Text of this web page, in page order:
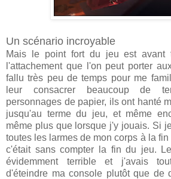
Un scénario incroyable
Mais le point fort du jeu est avant
l'attachement que l'on peut porter
fallu très peu de temps pour me
leur consacrer beaucoup de
personnages de papier, ils ont hanté
jusqu'au terme du jeu, et même
même plus que lorsque j'y jouais. Si
toutes les larmes de mon corps à la
c'était sans compter la fin du jeu.
évidemment terrible et j'avais
d'éteindre ma console plutôt que de